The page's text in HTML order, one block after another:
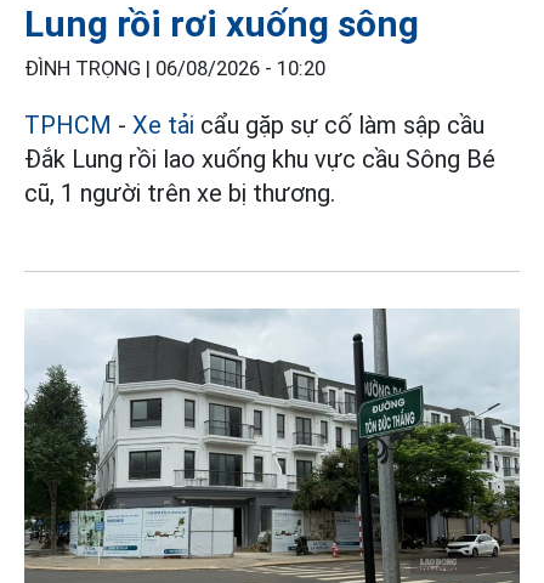
Lung rồi rơi xuống sông
ĐÌNH TRỌNG | 06/08/2026 - 10:20
TPHCM - Xe tải cẩu gặp sự cố làm sập cầu
Đắk Lung rồi lao xuống khu vực cầu Sông Bé
cũ, 1 người trên xe bị thương.